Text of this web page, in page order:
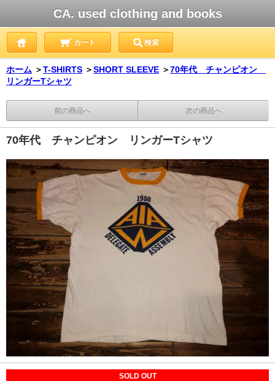
CA. used clothing and books
カート 検索
ホーム ＞T-SHIRTS ＞SHORT SLEEVE ＞70年代 チャンピオン
リンガーTシャツ
前の商品へ 次の商品へ
70年代 チャンピオン リンガーTシャツ
SOLD OUT